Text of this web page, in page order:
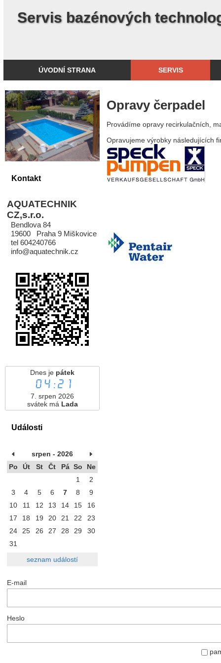
Servis bazénových
ÚVODNÍ STRANA SERVIS
Kontakt
AQUATECHNIK
CZ,s.r.o.
Bendlova 84
19600 Praha 9 Miškovice
tel 604240766
info@aquatechnik.cz
Dnes je pátek
04:21
7. srpen 2026
svátek má Lada
Události
srpen - 2026
Po
Út St Čt Pá So
Ne
1
2
3
4 5 6 7 8
9
10
11 12 13 14 15
16
17
18 19 20 21 22
23
24
25 26 27 28 29
30
31
seznam událostí
Opravy čerpadel
Provádíme opravy recirkulačních,
Opravujeme výrobky následujících
Přihlášení
E-mail
Heslo